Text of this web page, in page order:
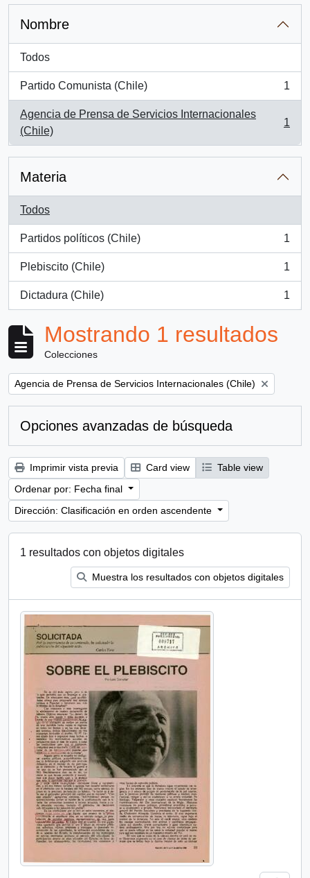
Nombre
Todos
Partido Comunista (Chile)
, 1 resultados
1
Agencia de Prensa de Servicios Internacionales
(Chile)
, 1 resultados
1
Materia
Todos
Partidos políticos (Chile)
, 1 resultados
1
Plebiscito (Chile)
, 1 resultados
1
Dictadura (Chile)
, 1 resultados
1
Mostrando 1 resultados
Colecciones
Remove filter:
Agencia de Prensa de Servicios Internacionales (Chile)
Opciones avanzadas de búsqueda
Imprimir vista previa Card view
Table view
Ordenar por: Fecha final
Dirección: Clasificación en orden ascendente
1 resultados con objetos digitales
Muestra los resultados con objetos digitales